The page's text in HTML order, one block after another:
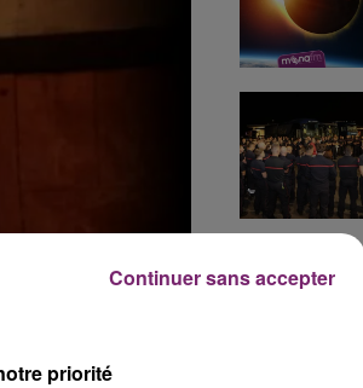
"Prodigal
Potter à l'école
priorité
Continuer sans accepter